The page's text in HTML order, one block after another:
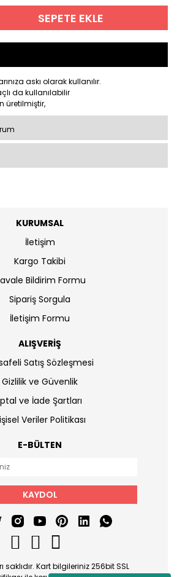
SEPETE EKLE
askı olarak kullanılır.
da kullanılabilir
üretilmiştir,
KURUMSAL
İletişim
Kargo Takibi
Bildirim Formu
Sipariş Sorgula
İletişim Formu
ALIŞVERİŞ
Satış Sözleşmesi
Gizlilik ve Güvenlik
ve İade Şartları
Veriler Politikası
E-BÜLTEN
KAYDOL
saklıdır. Kart bilgileriniz 256bit SSL